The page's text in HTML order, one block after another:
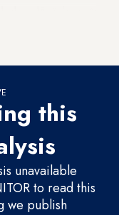
this
unavailable
to read this
we publish